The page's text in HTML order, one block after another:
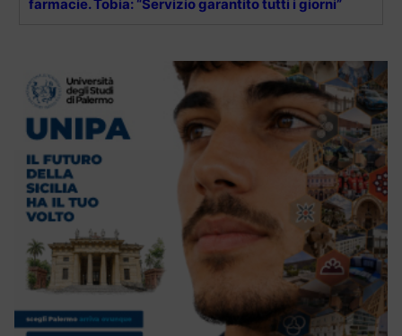
farmacie. Tobia: “Servizio garantito tutti i giorni”